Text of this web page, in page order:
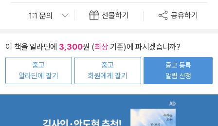
선물하기 공유하기
이 책을 알라딘에 3,300원 (최상기준)에 파시겠습니까?
중고
알라딘에 팔기
중고
회원에게 팔기
중고 등록
알림 신청